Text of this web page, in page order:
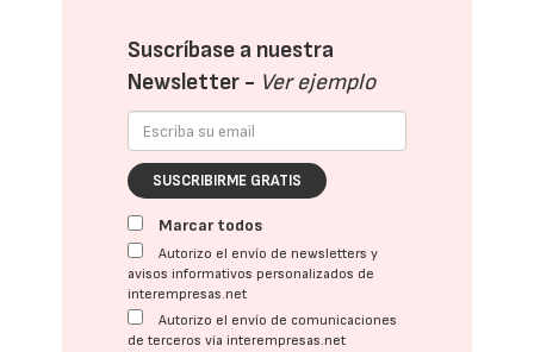
Suscríbase a nuestra
Newsletter - Ver ejemplo
SUSCRIBIRME GRATIS
Marcar todos
Autorizo el envío de newsletters y
avisos informativos personalizados de
interempresas.net
Autorizo el envío de comunicaciones
de terceros vía interempresas.net